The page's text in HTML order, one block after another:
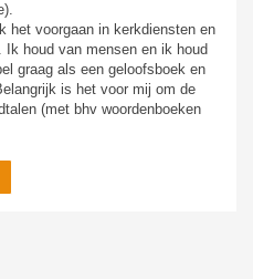
het voorgaan in kerkdiensten en
houd van mensen en ik houd
graag als een geloofsboek en
is het voor mij om de
(met bhv woordenboeken